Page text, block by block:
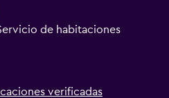
de habitaciones
verificadas